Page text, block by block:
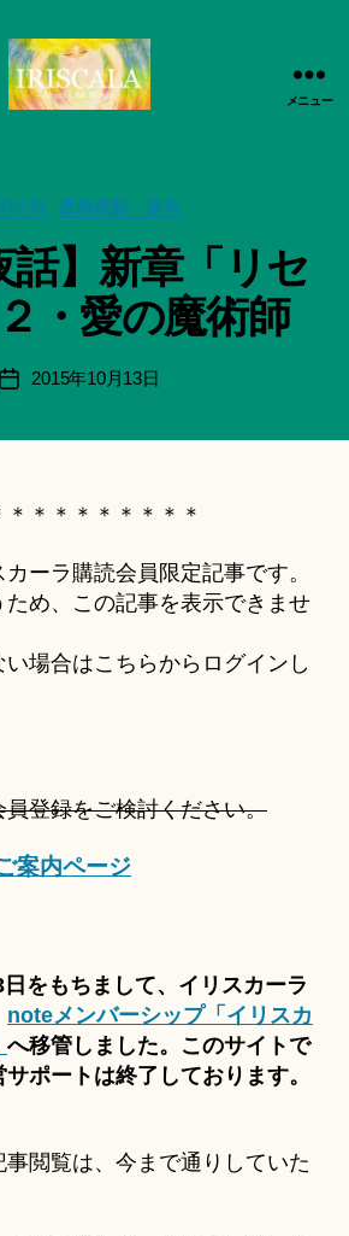
日
動
記
録・
品
IRISCALA
メニュー
カ
リ
ー
小径 星紡夜話・新章
話】新章「リセ
・愛の魔術師
投
稿
智
日
月
＊
a
ki
＊
投
2015年10月13日
＊＊＊＊＊＊＊＊
ーラ購読会員限定記事です。
め、この記事を表示できませ
い場合はこちらからログインし
登録をご検討ください。
案内ページ
をもちまして、イリスカーラ
noteメンバーシップ「イリスカ
へ移管しました。このサイトで
ポートは終了しております。
閲覧は、今まで通りしていた